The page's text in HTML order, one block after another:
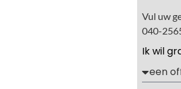
Vul uw
040-
Ik wil